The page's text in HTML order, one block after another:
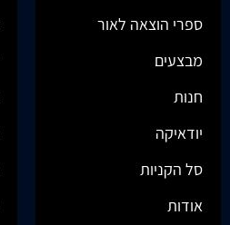
ספרי הוצאה לאור
מבצעים
חנות
יודאיקה
סל הקניות
אודות